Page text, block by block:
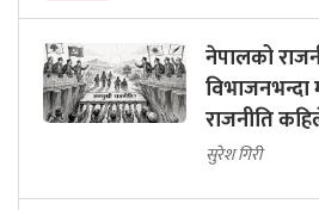
नेपालको
राजनीति
सुरेश गिरी